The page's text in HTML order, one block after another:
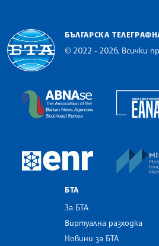
БЪЛГАРСКА
© 2022 - 2026, Всички
The Assocoation
European
БТА
За БТА
Виртуална разходка
Новини за БТА